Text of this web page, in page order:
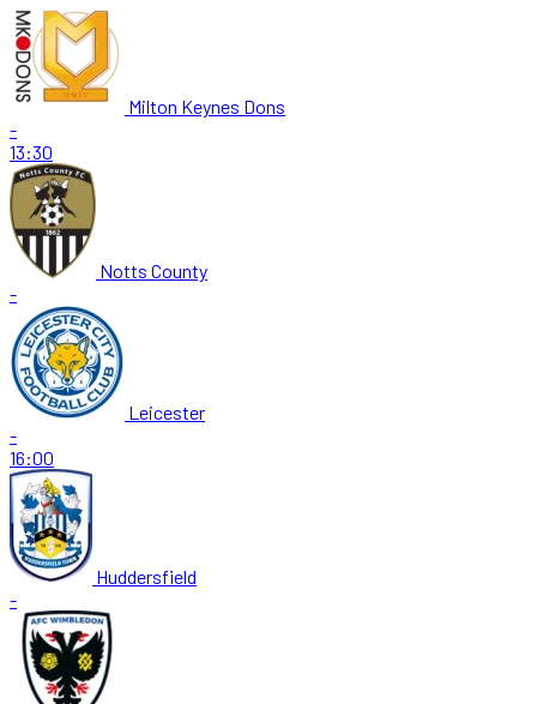
Milton Keynes Dons
-
13:30
Notts County
-
Leicester
-
16:00
Huddersfield
-